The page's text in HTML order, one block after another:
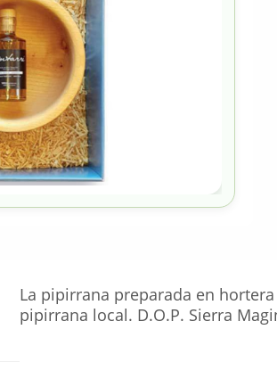
La pipirrana preparada en
pipirrana local. D.O.P. Sierra